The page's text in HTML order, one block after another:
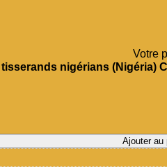
Votre
nigérians
Ajouter au